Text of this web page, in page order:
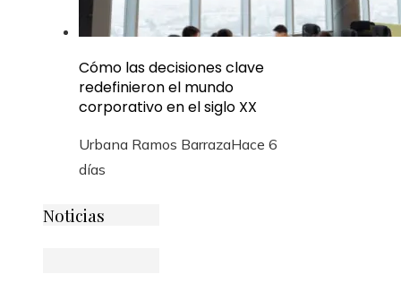
Cómo las decisiones clave
redefinieron el mundo
corporativo en el siglo XX
Urbana Ramos BarrazaHace 6
días
Noticias